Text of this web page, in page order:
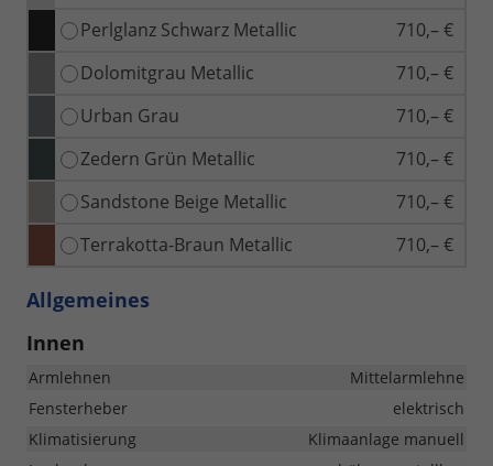
Perlglanz Schwarz Metallic
710,– €
Dolomitgrau Metallic
710,– €
Urban Grau
710,– €
Zedern Grün Metallic
710,– €
Sandstone Beige Metallic
710,– €
Terrakotta-Braun Metallic
710,– €
Allgemeines
Innen
Armlehnen
Mittelarmlehne
Fensterheber
elektrisch
Klimatisierung
Klimaanlage manuell